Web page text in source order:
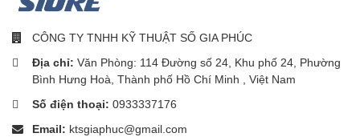
CÔNG TY TNHH KỸ THUẬT SỐ GIA PHÚC
Địa chỉ: Văn Phòng: 114 Đường số 24, Khu phố 24, Phường
Bình Hưng Hoà, Thành phố Hồ Chí Minh , Việt Nam
Số điện thoại: 0933337176
Email: ktsgiaphuc@gmail.com